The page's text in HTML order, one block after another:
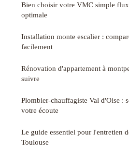
Bien choisir votre VMC simple
optimale
Installation monte escalier :
facilement
Rénovation d'appartement à
suivre
Plombier-chauffagiste Val d'Oise :
votre écoute
Le guide essentiel pour l'entretien
Toulouse